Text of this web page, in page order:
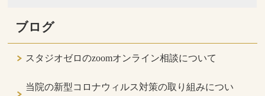
ブログ
スタジオゼロのzoomオンライン相談について
当院の新型コロナウィルス対策の取り組みについ